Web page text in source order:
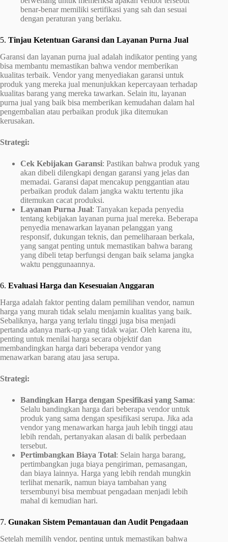
benar-benar memiliki sertifikasi yang sah dan sesuai
dengan peraturan yang berlaku.
5. Tinjau Ketentuan Garansi dan Layanan Purna Jual
Garansi dan layanan purna jual adalah indikator penting yang
bisa membantu memastikan bahwa vendor memberikan
kualitas terbaik. Vendor yang menyediakan garansi untuk
produk yang mereka jual menunjukkan kepercayaan terhadap
kualitas barang yang mereka tawarkan. Selain itu, layanan
purna jual yang baik bisa memberikan kemudahan dalam hal
pengembalian atau perbaikan produk jika ditemukan
kerusakan.
Strategi:
Cek Kebijakan Garansi: Pastikan bahwa produk yang
akan dibeli dilengkapi dengan garansi yang jelas dan
memadai. Garansi dapat mencakup penggantian atau
perbaikan produk dalam jangka waktu tertentu jika
ditemukan cacat produksi.
Layanan Purna Jual: Tanyakan kepada penyedia
tentang kebijakan layanan purna jual mereka. Beberapa
penyedia menawarkan layanan pelanggan yang
responsif, dukungan teknis, dan pemeliharaan berkala,
yang sangat penting untuk memastikan bahwa barang
yang dibeli tetap berfungsi dengan baik selama jangka
waktu penggunaannya.
6. Evaluasi Harga dan Kesesuaian Anggaran
Harga adalah faktor penting dalam pemilihan vendor, namun
harga yang murah tidak selalu menjamin kualitas yang baik.
Sebaliknya, harga yang terlalu tinggi juga bisa menjadi
pertanda adanya mark-up yang tidak wajar. Oleh karena itu,
penting untuk menilai harga secara objektif dan
membandingkan harga dari beberapa vendor yang
menawarkan barang atau jasa serupa.
Strategi:
Bandingkan Harga dengan Spesifikasi yang Sama:
Selalu bandingkan harga dari beberapa vendor untuk
produk yang sama dengan spesifikasi serupa. Jika ada
vendor yang menawarkan harga jauh lebih tinggi atau
lebih rendah, pertanyakan alasan di balik perbedaan
tersebut.
Pertimbangkan Biaya Total: Selain harga barang,
pertimbangkan juga biaya pengiriman, pemasangan,
dan biaya lainnya. Harga yang lebih rendah mungkin
terlihat menarik, namun biaya tambahan yang
tersembunyi bisa membuat pengadaan menjadi lebih
mahal di kemudian hari.
7. Gunakan Sistem Pemantauan dan Audit Pengadaan
Setelah memilih vendor, penting untuk memastikan bahwa